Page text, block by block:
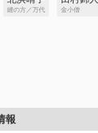
縫の方／万代 金小僧
報